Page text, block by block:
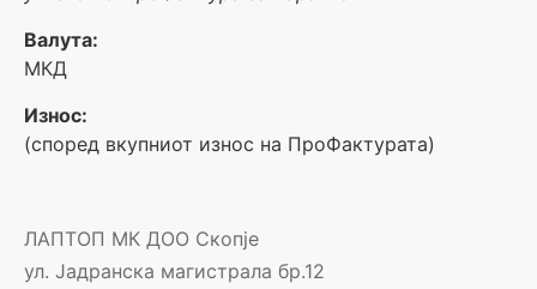
Валута:
МКД
Износ:
(според вкупниот износ на ПроФактурата)
ЛАПТОП МК ДОО Скопје
ул. Јадранска магистрала бр.12